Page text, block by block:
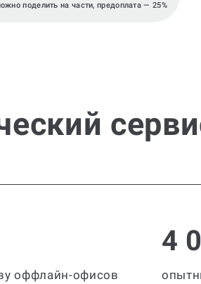
поделить на части, предоплата — 25%
оффлайн-офисов
4